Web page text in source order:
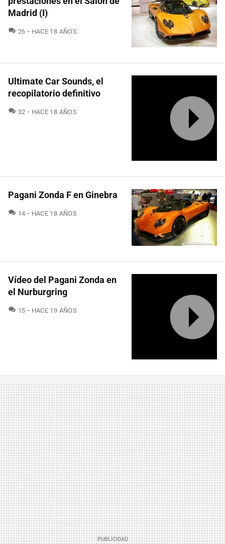
Madrid (I)
26 COMENTARIOS
HACE 18 AÑOS
Ultimate Car Sounds, el
recopilatorio definitivo
32 COMENTARIOS
HACE 18 AÑOS
Pagani Zonda F en Ginebra
14 COMENTARIOS
HACE 18 AÑOS
Vídeo del Pagani Zonda en
el Nurburgring
15 COMENTARIOS
HACE 19 AÑOS